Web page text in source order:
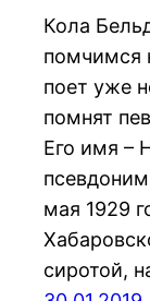
Кола
помчимся
поет уже
помнят
Его имя –
мая 1929
сиротой,